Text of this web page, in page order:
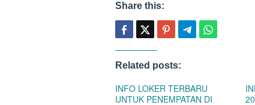
Share this:
Related posts:
INFO LOKER TERBARU
UNTUK PENEMPATAN DI